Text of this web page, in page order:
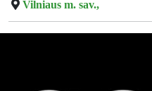
Vilniaus m. sav.,